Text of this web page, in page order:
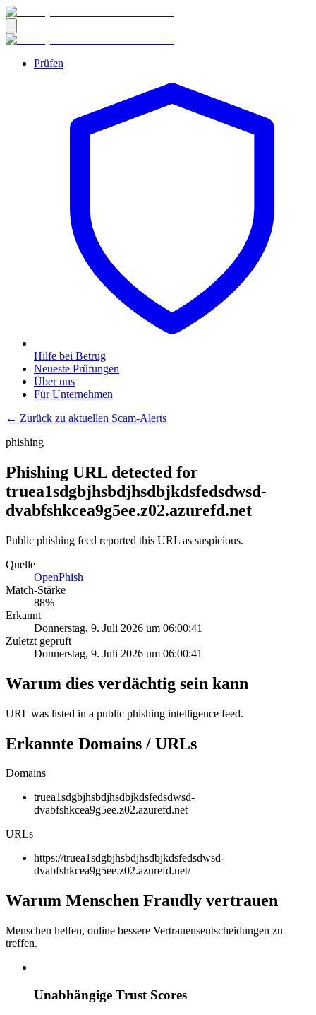
Prüfen
Hilfe bei Betrug
Neueste Prüfungen
Über uns
Für Unternehmen
← Zurück zu aktuellen Scam-Alerts
phishing
Phishing URL detected for
truea1sdgbjhsbdjhsdbjkdsfedsdwsd-
dvabfshkcea9g5ee.z02.azurefd.net
Public phishing feed reported this URL as suspicious.
Quelle
OpenPhish
Match-Stärke
88%
Erkannt
Donnerstag, 9. Juli 2026 um 06:00:41
Zuletzt geprüft
Donnerstag, 9. Juli 2026 um 06:00:41
Warum dies verdächtig sein kann
URL was listed in a public phishing intelligence feed.
Erkannte Domains / URLs
Domains
truea1sdgbjhsbdjhsdbjkdsfedsdwsd-
dvabfshkcea9g5ee.z02.azurefd.net
URLs
https://truea1sdgbjhsbdjhsdbjkdsfedsdwsd-
dvabfshkcea9g5ee.z02.azurefd.net/
Warum Menschen Fraudly vertrauen
Menschen helfen, online bessere Vertrauensentscheidungen zu
treffen.
Unabhängige Trust Scores